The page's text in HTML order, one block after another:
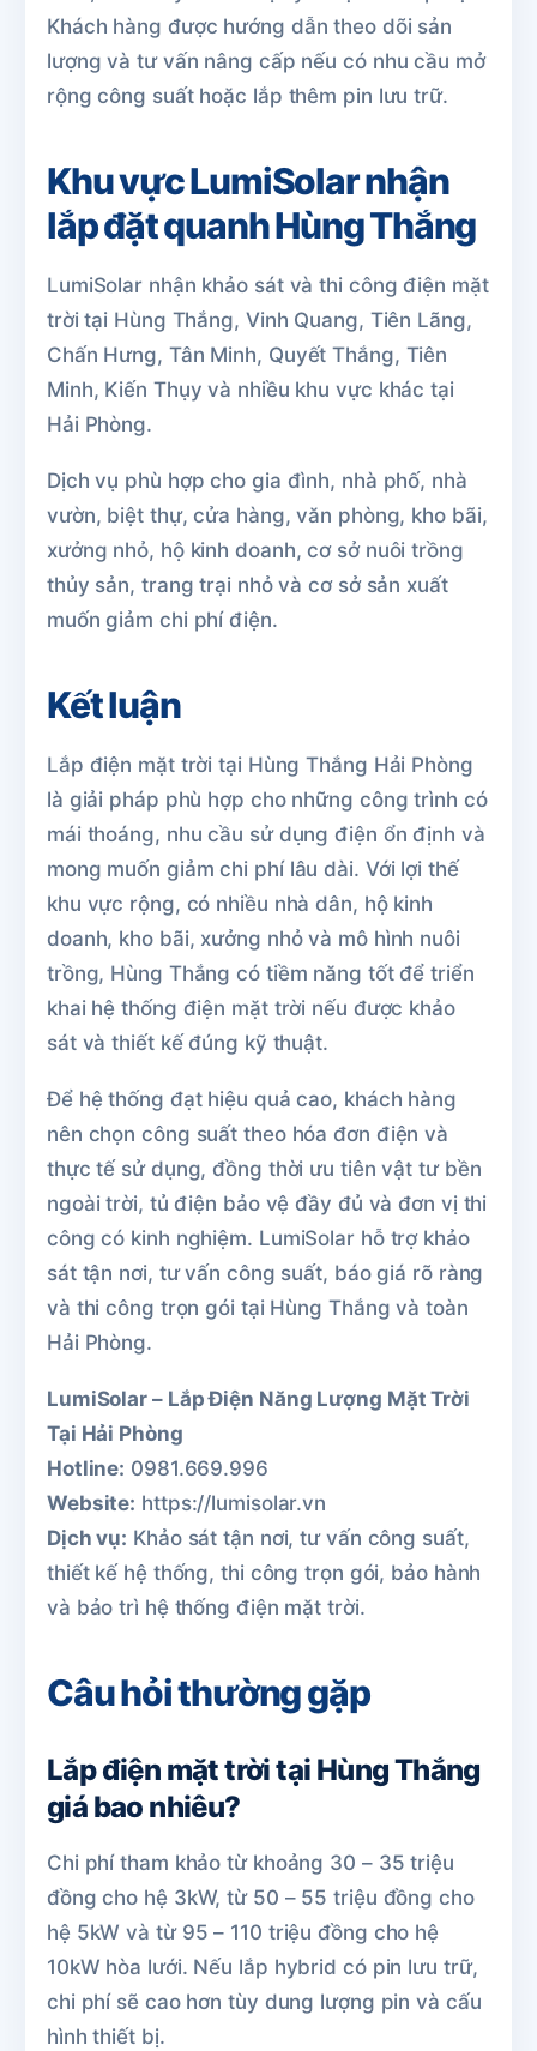
Khách hàng được hướng dẫn theo dõi sản
lượng và tư vấn nâng cấp nếu có nhu cầu mở
rộng công suất hoặc lắp thêm pin lưu trữ.
Khu vực LumiSolar nhận
lắp đặt quanh Hùng Thắng
LumiSolar nhận khảo sát và thi công điện mặt
trời tại Hùng Thắng, Vinh Quang, Tiên Lãng,
Chấn Hưng, Tân Minh, Quyết Thắng, Tiên
Minh, Kiến Thụy và nhiều khu vực khác tại
Hải Phòng.
Dịch vụ phù hợp cho gia đình, nhà phố, nhà
vườn, biệt thự, cửa hàng, văn phòng, kho bãi,
xưởng nhỏ, hộ kinh doanh, cơ sở nuôi trồng
thủy sản, trang trại nhỏ và cơ sở sản xuất
muốn giảm chi phí điện.
Kết luận
Lắp điện mặt trời tại Hùng Thắng Hải Phòng
là giải pháp phù hợp cho những công trình có
mái thoáng, nhu cầu sử dụng điện ổn định và
mong muốn giảm chi phí lâu dài. Với lợi thế
khu vực rộng, có nhiều nhà dân, hộ kinh
doanh, kho bãi, xưởng nhỏ và mô hình nuôi
trồng, Hùng Thắng có tiềm năng tốt để triển
khai hệ thống điện mặt trời nếu được khảo
sát và thiết kế đúng kỹ thuật.
Để hệ thống đạt hiệu quả cao, khách hàng
nên chọn công suất theo hóa đơn điện và
thực tế sử dụng, đồng thời ưu tiên vật tư bền
ngoài trời, tủ điện bảo vệ đầy đủ và đơn vị thi
công có kinh nghiệm. LumiSolar hỗ trợ khảo
sát tận nơi, tư vấn công suất, báo giá rõ ràng
và thi công trọn gói tại Hùng Thắng và toàn
Hải Phòng.
LumiSolar – Lắp Điện Năng Lượng Mặt Trời
Tại Hải Phòng
Hotline: 0981.669.996
Website: https://lumisolar.vn
Dịch vụ: Khảo sát tận nơi, tư vấn công suất,
thiết kế hệ thống, thi công trọn gói, bảo hành
và bảo trì hệ thống điện mặt trời.
Câu hỏi thường gặp
Lắp điện mặt trời tại Hùng Thắng
giá bao nhiêu?
Chi phí tham khảo từ khoảng 30 – 35 triệu
đồng cho hệ 3kW, từ 50 – 55 triệu đồng cho
hệ 5kW và từ 95 – 110 triệu đồng cho hệ
10kW hòa lưới. Nếu lắp hybrid có pin lưu trữ,
chi phí sẽ cao hơn tùy dung lượng pin và cấu
hình thiết bị.